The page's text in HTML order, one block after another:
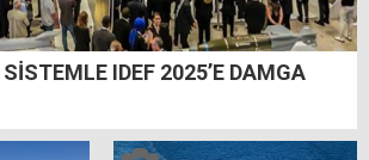
IDEF 2025’E DAMGA